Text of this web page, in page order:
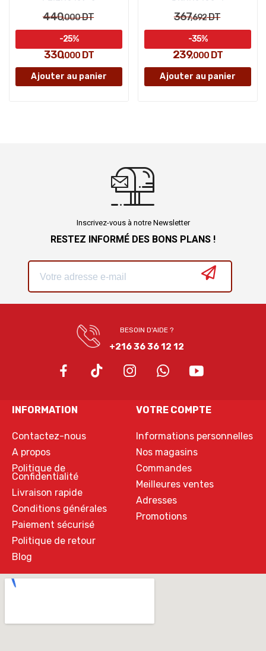
440,000DT
330,000 DT
-25%
Ajouter au panier
367,692DT
239,000 DT
-35%
Ajouter au panier
Inscrivez-vous à notre Newsletter
RESTEZ INFORMÉ DES BONS PLANS !
BESOIN D'AIDE ?
+216 36 36 12 12
INFORMATION
Contactez-nous
A propos
Politique de
Confidentialité
Livraison rapide
Conditions générales
Paiement sécurisé
Politique de retour
Blog
VOTRE COMPTE
Informations personnelles
Nos magasins
Commandes
Meilleures ventes
Adresses
Promotions